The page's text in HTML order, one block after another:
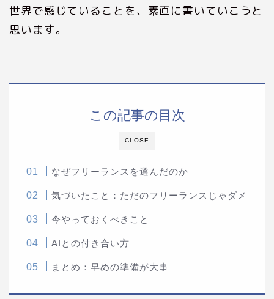
世界で感じていることを、素直に書いていこうと
思います。
CLOSE
この記事の目次
なぜフリーランスを選んだのか
気づいたこと：ただのフリーランスじゃダメ
今やっておくべきこと
AIとの付き合い方
まとめ：早めの準備が大事